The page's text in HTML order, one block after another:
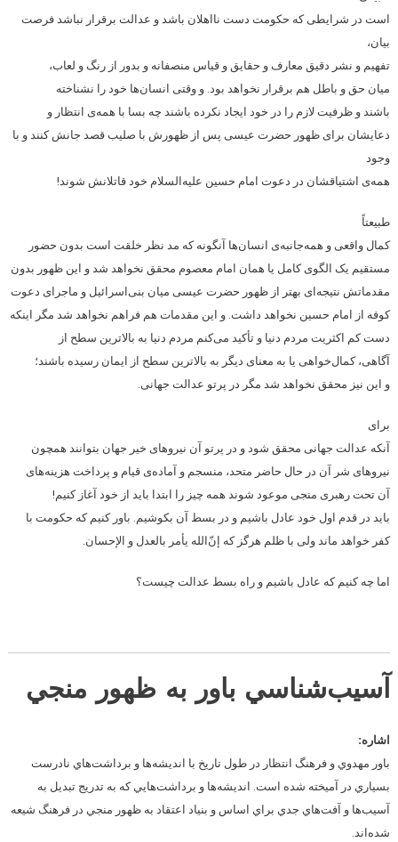
است در شرایطی که حکومت دست نااهلان باشد و عدالت برقرار نباشد فرصت
بیان،
تفهیم و نشر دقیق معارف و حقایق و قیاس منصفانه و بدور از رنگ و لعاب،
میان حق و باطل هم برقرار نخواهد بود. و وقتی انسان‌ها خود را نشناخته
باشند و ظرفیت لازم را در خود ایجاد نکرده باشند چه بسا با همه‌ی انتظار و
دعایشان برای ظهور حضرت عیسی پس از ظهورش با صلیب قصد جانش کنند و با
وجود
همه‌ی اشتیاقشان در دعوت امام حسین علیه‌السلام خود قاتلانش شوند!
طبیعتاً
کمال واقعی و همه‌جانبه‌ی انسان‌ها آنگونه که مد نظر خلقت است بدون حضور
مستقیم یک الگوی کامل یا همان امام معصوم محقق نخواهد شد و این ظهور بدون
مقدماتش نتیجه‌ای بهتر از ظهور حضرت عیسی میان بنی‌اسرائیل و ماجرای دعوت
کوفه از امام حسین نخواهد داشت. و این مقدمات هم فراهم نخواهد شد مگر اینکه
دست کم اکثریت مردم دنیا و تأکید می‌کنم مردم دنیا به بالاترین سطح از
آگاهی، کمال‌خواهی یا به معنای دیگر به بالاترین سطح از ایمان رسیده باشند؛
و این نیز محقق نخواهد شد مگر در پرتو عدالت جهانی.
برای
آنکه عدالت جهانی محقق شود و در پرتو آن نیروهای خیر جهان بتوانند همچون
نیروهای شر آن در حال حاضر متحد، منسجم و آماده‌ی قیام و پرداخت هزینه‌های
آن تحت رهبری منجی موعود شوند همه چیز را ابتدا باید از خود آغاز کنیم!
باید در قدم اول خود عادل باشیم و در بسط آن بکوشیم. باور کنیم که حکومت با
کفر خواهد ماند ولی با ظلم هرگز که إنّ‌الله یأمر بالعدل و الإحسان.
اما چه کنیم که عادل باشیم و راه بسط عدالت چیست؟
آسيب‌شناسي باور به ظهور منجي
اشاره:
باور مهدوي و فرهنگ انتظار در طول تاريخ با انديشه‌ها و برداشت‌هاي نادرست
بسياري در آميخته شده است. انديشه‌ها و برداشت‌هايي كه به تدريج تبديل به
آسيب‌ها و آفت‌هاي جدي براي اساس و بنياد اعتقاد به ظهور منجي در فرهنگ شيعه
شده‌اند.